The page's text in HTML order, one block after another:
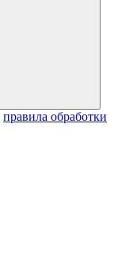
правила обработки